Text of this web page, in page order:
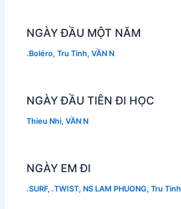
NGÀY ĐẦU MỘT NĂM
.Boléro,Tru Tinh,VẦN N
NGÀY ĐẦU TIÊN ĐI HỌC
Thieu Nhi,VẦN N
NGÀY EM ĐI
.SURF, .TWIST, NS LAM PHUONG,Tru Tinh